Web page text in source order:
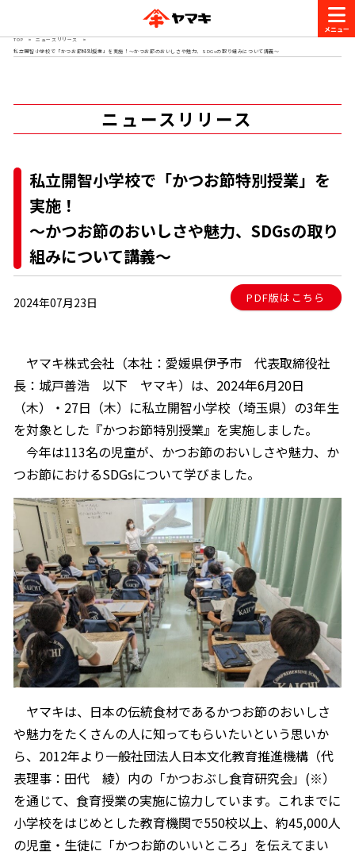
商品情報
ヤマキ『めんつゆ』 ヤマキ 割烹白だし
旨さ、別格。だし屋の鍋 韓福善シリーズ
サッと鍋® 楽チン鍋®
楽チン屋® ストレートつゆ
レシピ
おいしいレシピを探す
おいしいレシピトップ
主食レシピ
汁物レシピ
時短レシピ
おいしいレシピを商品から探す
かつお節レシピ
めんつゆレシピ
割烹白だしレシピ
レシピ特設サイト
割烹白だしレシピ特集
だし巻き卵特集
かつおだしが決め手！簡単茶碗蒸し
かつお節・だしを知る
だしの取り方
かつお節・だしをもっと知る
ヤマキ かつお節プラス®
かつお節・だしを楽しむ
だしコミュ
CM・キャンペーン
キャンペーン一覧
企業・採用情報
企業情報
- ヤマキ かつお節プラス®
採用情報
- ジョブリターン制
お問い合わせ
オンラインショップ
コミュニティサイト
Global
TOP
ニュースリリース
私立開智小学校で「かつお節特別授業」を実施！～かつお節のおいしさや魅力、SDGsの取り組みについて講義～
ニュースリリース
私立開智小学校で「かつお節特別授業」を
実施！
～かつお節のおいしさや魅力、SDGsの取り
組みについて講義～
2024年07月23日 PDF版はこちら
ヤマキ株式会社（本社：愛媛県伊予市 代表取締役社
長：城戸善浩 以下 ヤマキ）は、2024年6月20日
（木）・27日（木）に私立開智小学校（埼玉県）の3年生
を対象とした『かつお節特別授業』を実施しました。
今年は113名の児童が、かつお節のおいしさや魅力、か
つお節におけるSDGsについて学びました。
ヤマキは、日本の伝統食材であるかつお節のおいしさ
や魅力をたくさんの人に知ってもらいたいという思いか
ら、 2012年より一般社団法人日本文化教育推進機構（代
表理事：田代 綾）内の「かつおぶし食育研究会」(※）
を通じて、食育授業の実施に協力しています。これまでに
小学校をはじめとした教育機関で550校以上、約45,000人
の児童・生徒に「かつお節のいいところ」を伝えてまい